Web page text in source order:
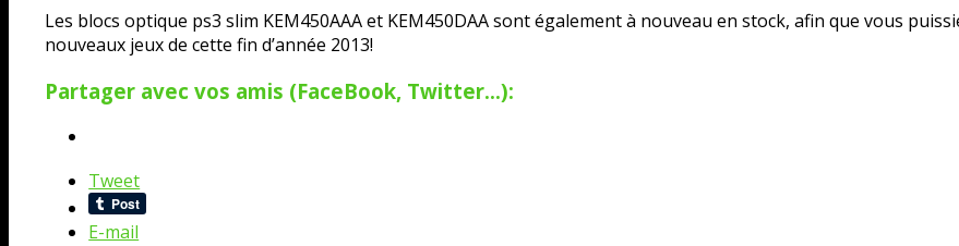
Les blocs optique ps3 slim KEM450AAA et KEM450DAA sont également à nouveau en stock, afin que vous
nouveaux jeux de cette fin d’année 2013!
Partager avec vos amis (FaceBook, Twitter...):
Tweet
E-mail